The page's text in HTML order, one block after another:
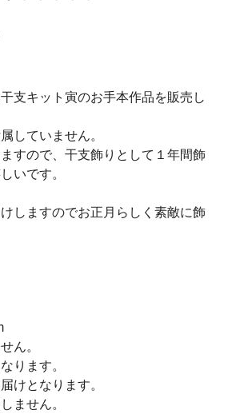
支キット寅のお手本作品を販売し
していません。
すので、干支飾りとして１年間飾
いです。
しますのでお正月らしく素敵に飾
ん。
ります。
けとなります。
ません。